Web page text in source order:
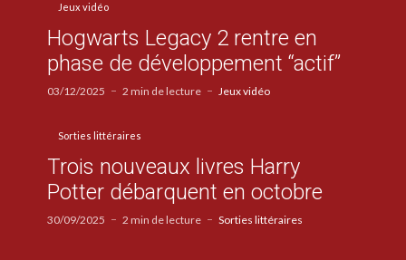
Jeux vidéo
Hogwarts Legacy 2 rentre en
phase de développement “actif”
03/12/2025 2 min de lecture Jeux vidéo
Sorties littéraires
Trois nouveaux livres Harry
Potter débarquent en octobre
30/09/2025 2 min de lecture Sorties littéraires